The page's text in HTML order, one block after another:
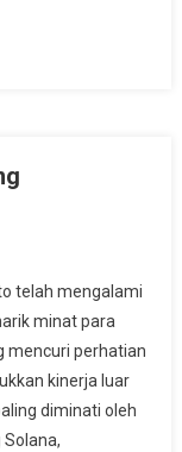
telah mengalami
minat para
mencuri perhatian
kinerja luar
diminati oleh